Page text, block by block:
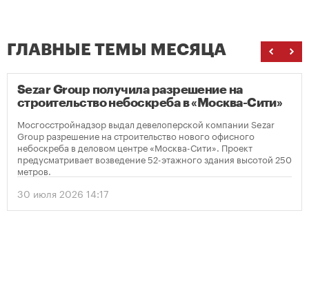
ГЛАВНЫЕ ТЕМЫ МЕСЯЦА
Sezar Group получила разрешение на
строительство небоскреба в «Москва-Сити»
Мосгосстройнадзор выдал девелоперской компании Sezar
Group разрешение на строительство нового офисного
небоскреба в деловом центре «Москва-Сити». Проект
предусматривает возведение 52-этажного здания высотой 250
метров.
30 июля 2026 14:17